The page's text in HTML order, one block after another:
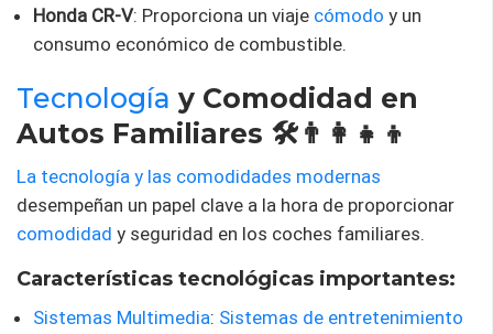
Honda CR-V: Proporciona un viaje cómodo y un
consumo económico de combustible.
Tecnología y Comodidad en
Autos Familiares 🛠️👨‍👩‍👧‍👦
La tecnología y las comodidades modernas
desempeñan un papel clave a la hora de proporcionar
comodidad y seguridad en los coches familiares.
Características tecnológicas importantes:
Sistemas Multimedia: Sistemas de entretenimiento